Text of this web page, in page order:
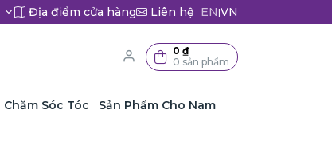
Địa điểm cửa hàng Liên hệ EN|VN
0 ₫
0 sản phẩm
Chăm Sóc Tóc Sản Phẩm Cho Nam